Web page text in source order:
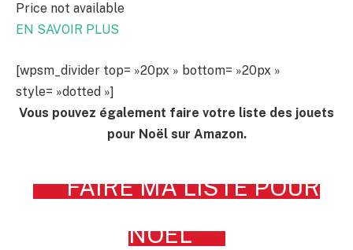
Price not available
EN SAVOIR PLUS
[wpsm_divider top= »20px » bottom= »20px »
style= »dotted »]
Vous pouvez également faire votre liste des jouets
pour Noël sur Amazon.
FAIRE MA LISTE POUR
NOËL